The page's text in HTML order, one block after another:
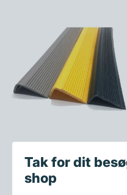
Tak for dit
shop